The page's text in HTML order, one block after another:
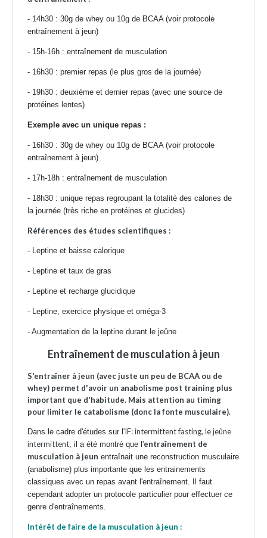
- 14h30 : 30g de whey ou 10g de BCAA(voir protocole
entraînement à jeun)
- 15h-16h : entraînement de musculation
- 16h30 : premier repas (le plus gros de la journée)
- 19h30 : deuxième et dernier repas (avec une source de
protéines lentes)
Exemple avec un unique repas :
- 16h30 : 30g de whey ou 10g de BCAA (voir protocole
entraînement à jeun)
- 17h-18h : entraînement de musculation
- 18h30 : unique repas regroupant la totalité des calories de
la journée (très riche en protéines et glucides)
Références des études scientifiques :
- Leptine et baisse calorique
- Leptine et taux de gras
- Leptine et recharge glucidique
- Leptine, exercice physique et oméga-3
- Augmentation de la leptine durant le jeûne
Entraînement de musculation à jeun
S'entraîner à jeun (avec juste un peu de BCAA ou de
whey) permet d'avoir un anabolisme post training plus
important que d'habitude. Mais attention au timing
pour limiter le catabolisme (donc la fonte musculaire).
Dans le cadre d'études sur l'IF: intermittent fasting, le jeûne
intermittent, il a été montré que l'entraînement de
musculation à jeun entraînait une reconstruction musculaire
(anabolisme) plus importante que les entrainements
classiques avec un repas avant l'entraînement. Il faut
cependant adopter un protocole particulier pour effectuer ce
genre d'entraînements.
Intérêt de faire de la musculation à jeun :